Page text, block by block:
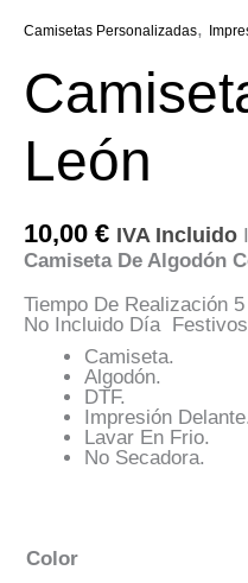
Camisetas Personalizadas,
León
10,00 € IVA Incluido
Camiseta De Algodón
Tiempo De Realización
No Incluido Día
Camiseta.
Algodón.
DTF.
Impresión Delante.
Lavar En Frio.
No Secadora.
Color